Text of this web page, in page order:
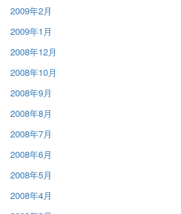
2009年2月
2009年1月
2008年12月
2008年10月
2008年9月
2008年8月
2008年7月
2008年6月
2008年5月
2008年4月